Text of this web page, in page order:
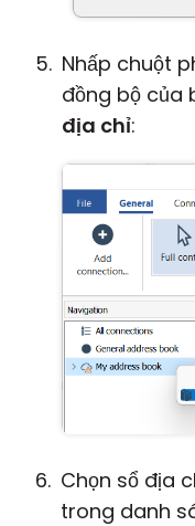
Nhấp chuột
đồng bộ của
địa chỉ:
Chọn sổ địa
trong danh